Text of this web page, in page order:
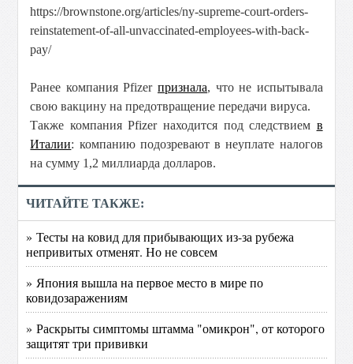
https://brownstone.org/articles/ny-supreme-court-orders-
reinstatement-of-all-unvaccinated-employees-with-back-
pay/
Ранее компания Pfizer признала, что не испытывала
свою вакцину на предотвращение передачи вируса.
Также компания Pfizer находится под следствием в
Италии: компанию подозревают в неуплате налогов
на сумму 1,2 миллиарда долларов.
ЧИТАЙТЕ ТАКЖЕ:
» Тесты на ковид для прибывающих из-за рубежа
непривитых отменят. Но не совсем
» Япония вышла на первое место в мире по
ковидозаражениям
» Раскрыты симптомы штамма "омикрон", от которого
защитят три прививки